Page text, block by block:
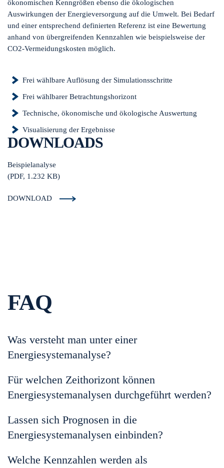
ökonomischen Kenngrößen ebenso die ökologischen
Auswirkungen der Energieversorgung auf die Umwelt. Bei Bedarf
und einer entsprechend definierten Referenz ist eine Bewertung
anhand von übergreifenden Kennzahlen wie beispielsweise der
CO2-Vermeidungskosten möglich.
Frei wählbare Auflösung der Simulationsschritte
Frei wählbarer Betrachtungshorizont
Technische, ökonomische und ökologische Auswertung
Visualisierung der Ergebnisse
DOWNLOADS
Beispielanalyse
(PDF, 1.232 KB)
DOWNLOAD
FAQ
Was versteht man unter einer
Energiesystemanalyse?
Für welchen Zeithorizont können
Energiesystemanalysen durchgeführt werden?
Lassen sich Prognosen in die
Energiesystemanalysen einbinden?
Welche Kennzahlen werden als